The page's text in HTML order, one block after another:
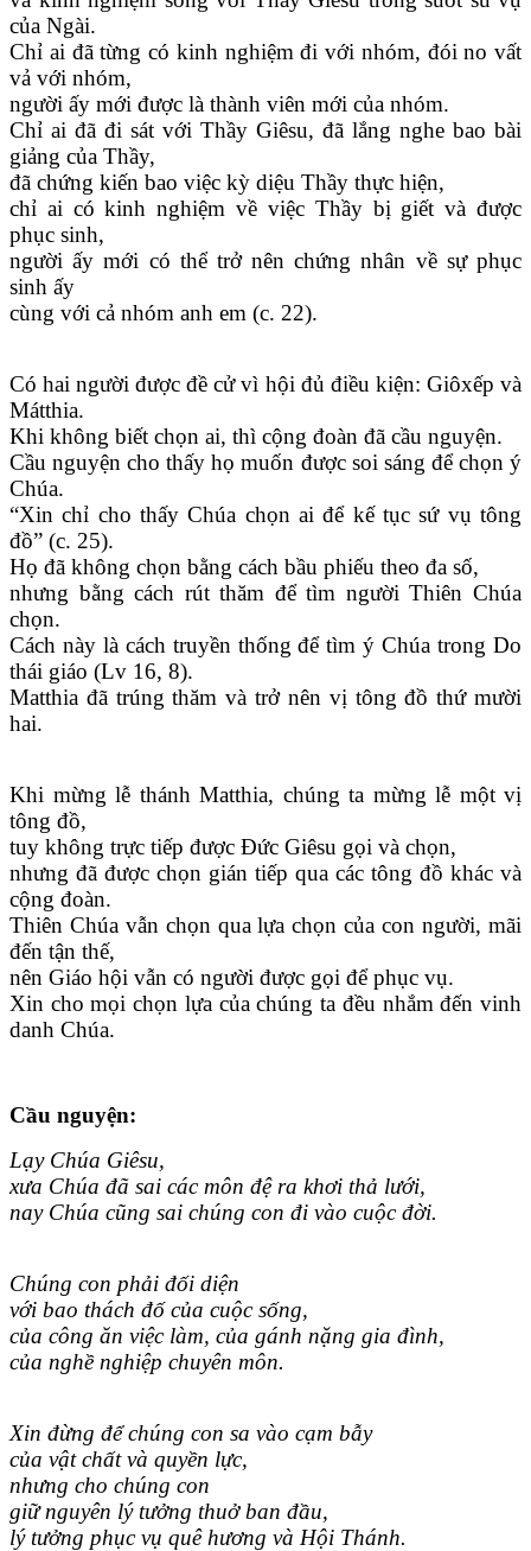
của Ngài.
Chỉ ai đã từng có kinh nghiệm đi với nhóm, đói no vất
vả với nhóm,
người ấy mới được là thành viên mới của nhóm.
Chỉ ai đã đi sát với Thầy Giêsu, đã lắng nghe bao bài
giảng của Thầy,
đã chứng kiến bao việc kỳ diệu Thầy thực hiện,
chỉ ai có kinh nghiệm về việc Thầy bị giết và được
phục sinh,
người ấy mới có thể trở nên chứng nhân về sự phục
sinh ấy
cùng với cả nhóm anh em (c. 22).
Có hai người được đề cử vì hội đủ điều kiện: Giôxếp và
Mátthia.
Khi không biết chọn ai, thì cộng đoàn đã cầu nguyện.
Cầu nguyện cho thấy họ muốn được soi sáng để chọn ý
Chúa.
“Xin chỉ cho thấy Chúa chọn ai để kế tục sứ vụ tông
đồ” (c. 25).
Họ đã không chọn bằng cách bầu phiếu theo đa số,
nhưng bằng cách rút thăm để tìm người Thiên Chúa
chọn.
Cách này là cách truyền thống để tìm ý Chúa trong Do
thái giáo (Lv 16, 8).
Matthia đã trúng thăm và trở nên vị tông đồ thứ mười
hai.
Khi mừng lễ thánh Matthia, chúng ta mừng lễ một vị
tông đồ,
tuy không trực tiếp được Đức Giêsu gọi và chọn,
nhưng đã được chọn gián tiếp qua các tông đồ khác và
cộng đoàn.
Thiên Chúa vẫn chọn qua lựa chọn của con người, mãi
đến tận thế,
nên Giáo hội vẫn có người được gọi để phục vụ.
Xin cho mọi chọn lựa của chúng ta đều nhắm đến vinh
danh Chúa.
Cầu nguyện:
Lạy Chúa Giêsu,
xưa Chúa đã sai các môn đệ ra khơi thả lưới,
nay Chúa cũng sai chúng con đi vào cuộc đời.
Chúng con phải đối diện
với bao thách đố của cuộc sống,
của công ăn việc làm, của gánh nặng gia đình,
của nghề nghiệp chuyên môn.
Xin đừng để chúng con sa vào cạm bẫy
của vật chất và quyền lực,
nhưng cho chúng con
giữ nguyên lý tưởng thuở ban đầu,
lý tưởng phục vụ quê hương và Hội Thánh.